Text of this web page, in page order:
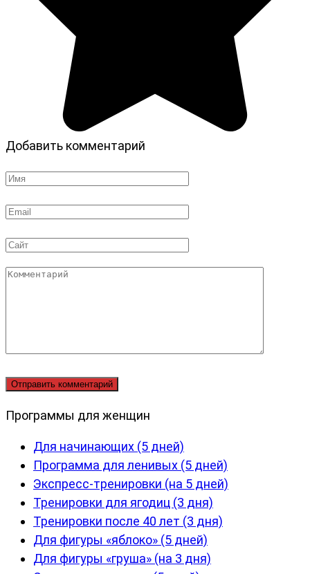
Добавить комментарий
Имя
Email
Сайт
Комментарий
Программы для женщин
Для начинающих (5 дней)
Программа для ленивых (5 дней)
Экспресс-тренировки (на 5 дней)
Тренировки для ягодиц (3 дня)
Тренировки после 40 лет (3 дня)
Для фигуры «яблоко» (5 дней)
Для фигуры «груша» (на 3 дня)